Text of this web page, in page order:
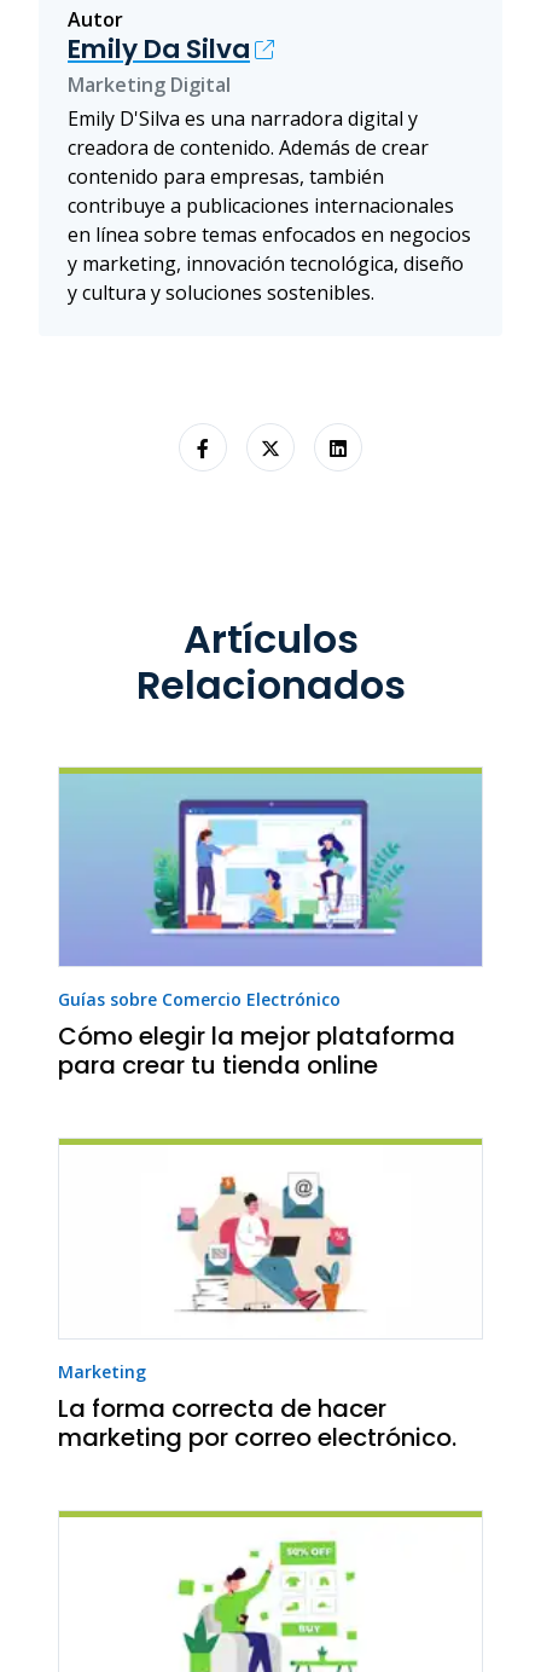
Autor
Emily Da Silva
Marketing Digital
Emily D'Silva es una narradora digital y
creadora de contenido. Además de crear
contenido para empresas, también
contribuye a publicaciones internacionales
en línea sobre temas enfocados en negocios
y marketing, innovación tecnológica, diseño
y cultura y soluciones sostenibles.
Artículos
Relacionados
Guías sobre Comercio Electrónico
Cómo elegir la mejor plataforma
para crear tu tienda online
Marketing
La forma correcta de hacer
marketing por correo electrónico.